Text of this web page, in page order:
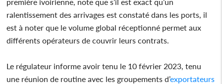
ralentissement des arrivages est constaté dans les ports, il
est à noter que le volume global réceptionné permet aux
différents opérateurs de couvrir leurs contrats.
Le régulateur informe avoir tenu le 10 février 2023, tenu
une réunion de routine avec les groupements d’exportateurs